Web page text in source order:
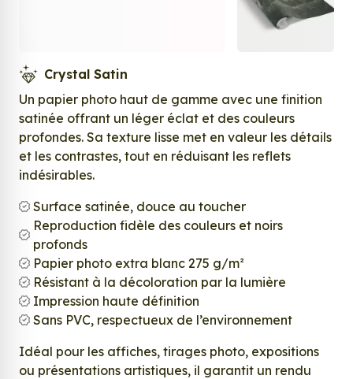
Crystal Satin
Un papier photo haut de gamme avec une finition
satinée offrant un léger éclat et des couleurs
profondes. Sa texture lisse met en valeur les détails
et les contrastes, tout en réduisant les reflets
indésirables.
Surface satinée, douce au toucher
Reproduction fidèle des couleurs et noirs
profonds
Papier photo extra blanc 275 g/m²
Résistant à la décoloration par la lumière
Impression haute définition
Sans PVC, respectueux de l’environnement
Idéal pour les affiches, tirages photo, expositions
ou présentations artistiques, il garantit un rendu